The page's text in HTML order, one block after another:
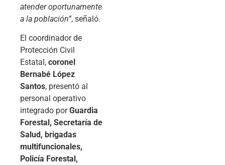
atender oportunamente
a la población”, señaló.
El coordinador de
Protección Civil
Estatal, coronel
Bernabé López
Santos, presentó al
personal operativo
integrado porGuardia
Forestal, Secretaría de
Salud, brigadas
multifuncionales,
Policía Forestal,